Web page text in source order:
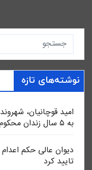
نوشته‌های تازه
امید قوچانیان،
به ۵ سال زندان محکوم شد
دیوان عالی حکم
تایید کرد